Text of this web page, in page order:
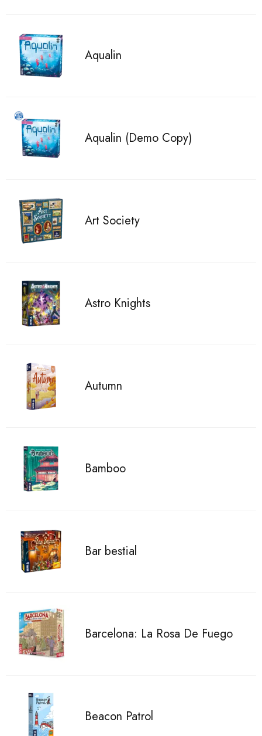
Aqualin
Aqualin (Demo Copy)
Art Society
Astro Knights
Autumn
Bamboo
Bar bestial
Barcelona: La Rosa De Fuego
Beacon Patrol